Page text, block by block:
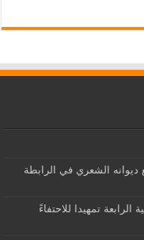
ديوانه الشعري في الرابطة
الرابعة تمهيدا للاحتفاءً